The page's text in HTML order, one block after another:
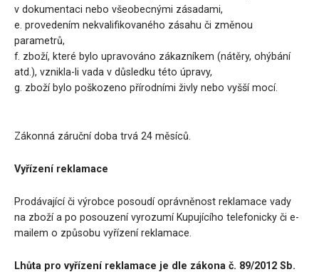
v dokumentaci nebo všeobecnými zásadami,
e. provedením nekvalifikovaného zásahu či změnou
parametrů,
f. zboží, které bylo upravováno zákazníkem (nátěry, ohýbání
atd.), vznikla-li vada v důsledku této úpravy,
g. zboží bylo poškozeno přírodními živly nebo vyšší mocí.
Zákonná záruční doba trvá 24 měsíců.
Vyřízení reklamace
Prodávající či výrobce posoudí oprávněnost reklamace vady
na zboží a po posouzení vyrozumí Kupujícího telefonicky či e-
mailem o způsobu vyřízení reklamace.
Lhůta pro vyřízení reklamace je dle zákona č. 89/2012 Sb.